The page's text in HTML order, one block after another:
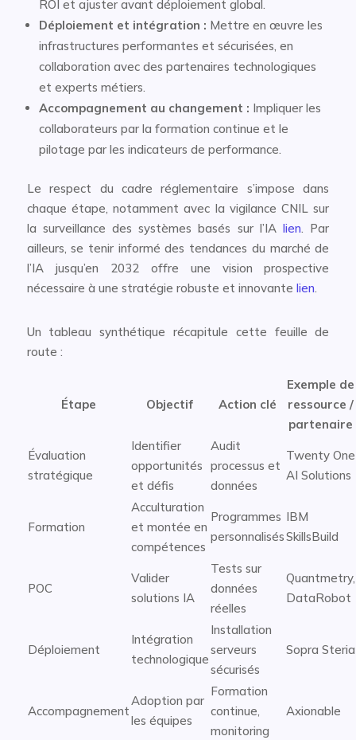
ROI et ajuster avant déploiement global.
Déploiement et intégration : Mettre en œuvre les
infrastructures performantes et sécurisées, en
collaboration avec des partenaires technologiques
et experts métiers.
Accompagnement au changement : Impliquer les
collaborateurs par la formation continue et le
pilotage par les indicateurs de performance.
Le respect du cadre réglementaire s’impose dans
chaque étape, notamment avec la vigilance CNIL sur
la surveillance des systèmes basés sur l’IAlien. Par
ailleurs, se tenir informé des tendances du marché de
l’IA jusqu’en 2032 offre une vision prospective
nécessaire à une stratégie robuste et innovante lien.
Un tableau synthétique récapitule cette feuille de
route :
Étape Objectif Action clé
Exemple de
ressource /
partenaire
Évaluation
stratégique
Identifier
opportunités
et défis
Audit
processus et
données
Twenty One
AI Solutions
Formation
Acculturation
et montée en
compétences
Programmes
personnalisés
IBM
SkillsBuild
POC
Valider
solutions IA
Tests sur
données
réelles
Quantmetry,
DataRobot
Déploiement
Intégration
technologique
Installation
serveurs
sécurisés
Sopra Steria
Accompagnement
Adoption par
les équipes
Formation
continue,
monitoring
Axionable